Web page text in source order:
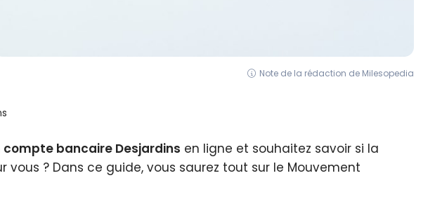
Note de la rédaction de Milesopedia
compte bancaire Desjardins en ligne et souhaitez savoir si la
vous ? Dans ce guide, vous saurez tout sur le Mouvement